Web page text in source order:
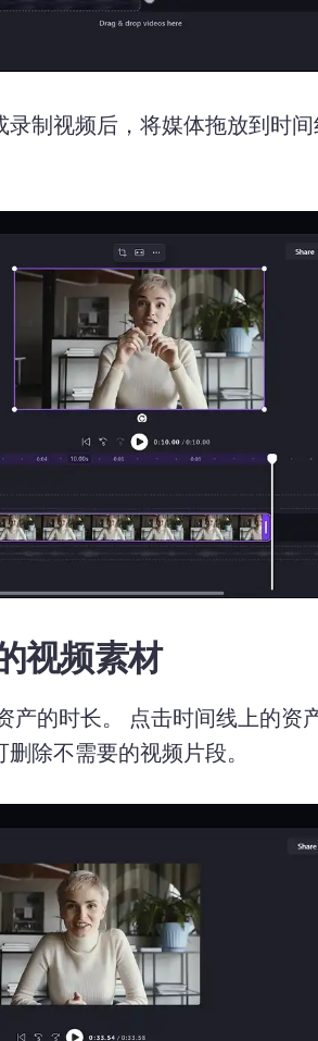
录制视频后，将媒体拖放到时
视频素材
产的时长。
点击时间线上的资
除不需要的视频片段。